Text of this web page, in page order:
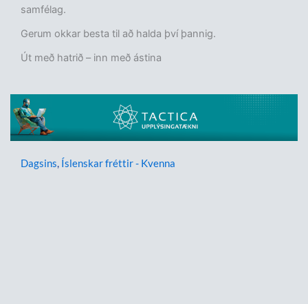
samfélag.
Gerum okkar besta til að halda því þannig.
Út með hatrið – inn með ástina
Dagsins, Íslenskar fréttir - Kvenna